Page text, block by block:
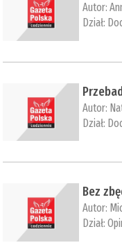
Autor:
Dział:
Autor:
Dział:
Bez
Autor:
Dział: